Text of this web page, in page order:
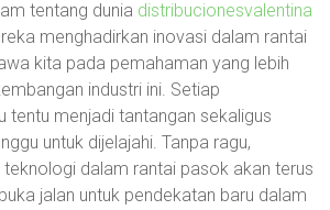
tentang dunia distribucionesvalentina
menghadirkan inovasi dalam rantai
kita pada pemahaman yang lebih
industri ini. Setiap
tentu menjadi tantangan sekaligus
untuk dijelajahi. Tanpa ragu,
teknologi dalam rantai pasok akan terus
jalan untuk pendekatan baru dalam